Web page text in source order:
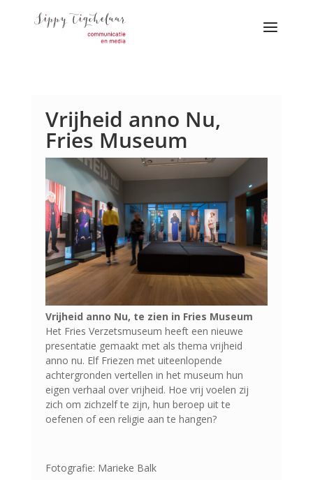
Vrijheid anno Nu,
Fries Museum
Vrijheid anno Nu, te zien in Fries Museum
Het Fries Verzetsmuseum heeft een nieuwe
presentatie gemaakt met als thema vrijheid
anno nu. Elf Friezen met uiteenlopende
achtergronden vertellen in het museum hun
eigen verhaal over vrijheid. Hoe vrij voelen zij
zich om zichzelf te zijn, hun beroep uit te
oefenen of een religie aan te hangen?
Fotografie: Marieke Balk